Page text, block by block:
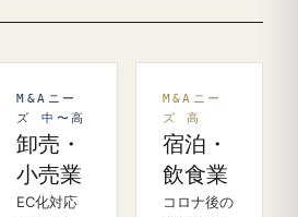
M&Aニー
ズ 中〜高
卸売・
小売業
EC化対応
M&Aニー
ズ 高
宿泊・
飲食業
コロナ後の